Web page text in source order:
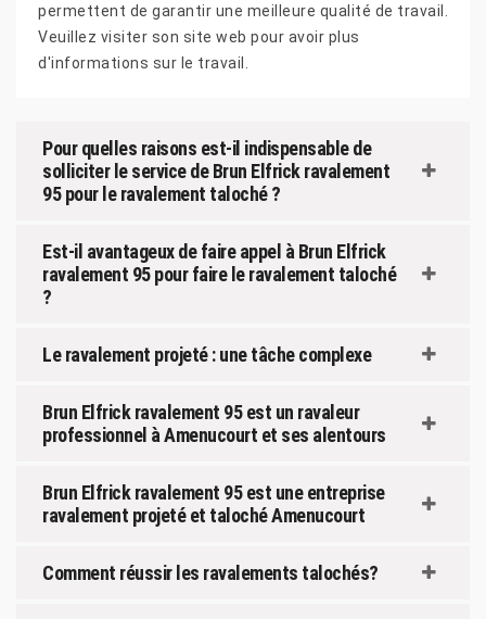
permettent de garantir une meilleure qualité de travail.
Veuillez visiter son site web pour avoir plus
d'informations sur le travail.
Pour quelles raisons est-il indispensable de
solliciter le service de Brun Elfrick ravalement
95 pour le ravalement taloché ?
Est-il avantageux de faire appel à Brun Elfrick
ravalement 95 pour faire le ravalement taloché
?
Le ravalement projeté : une tâche complexe
Brun Elfrick ravalement 95 est un ravaleur
professionnel à Amenucourt et ses alentours
Brun Elfrick ravalement 95 est une entreprise
ravalement projeté et taloché Amenucourt
Comment réussir les ravalements talochés?